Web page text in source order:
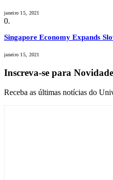
janeiro 15, 2021
Singapore Economy Expands
janeiro 15, 2021
Inscreva-se para
Receba as últimas notícias do